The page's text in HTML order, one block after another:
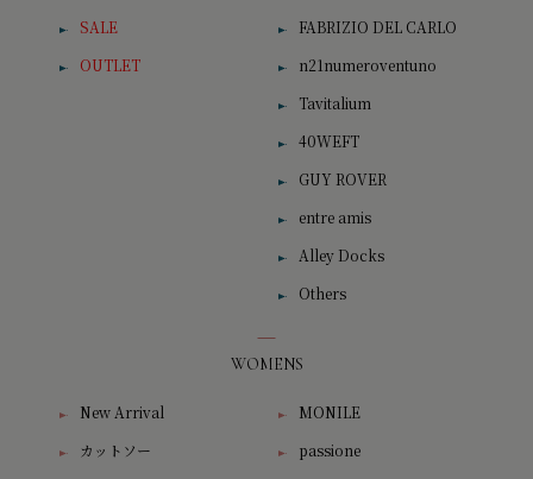
SALE
OUTLET
FABRIZIO DEL CARLO
n21numeroventuno
Tavitalium
40WEFT
GUY ROVER
entre amis
Alley Docks
Others
WOMENS
New Arrival
カットソー
MONILE
passione